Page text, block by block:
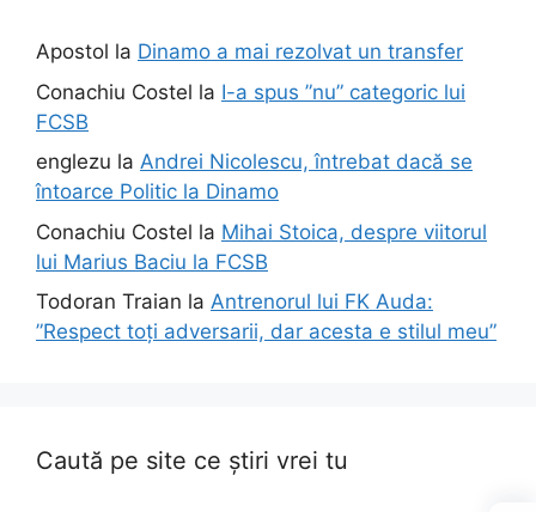
Apostol la Dinamo a mai rezolvat un transfer
Conachiu Costel la I-a spus ”nu” categoric lui
FCSB
englezu la Andrei Nicolescu, întrebat dacă se
întoarce Politic la Dinamo
Conachiu Costel la Mihai Stoica, despre viitorul
lui Marius Baciu la FCSB
Todoran Traian la Antrenorul lui FK Auda:
”Respect toți adversarii, dar acesta e stilul meu”
Caută pe site ce știri vrei tu